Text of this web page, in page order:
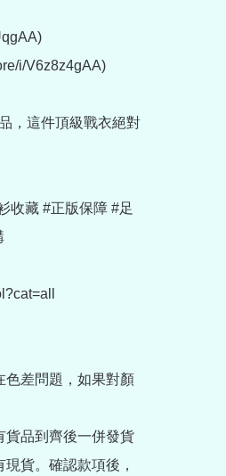
i/V6z8z4gAA)
，這件頂級戰衣絕對
收藏 #正版保障 #足
色差問題，如果對顏
貨品到齊後一併發貨
貨。確認款項後，